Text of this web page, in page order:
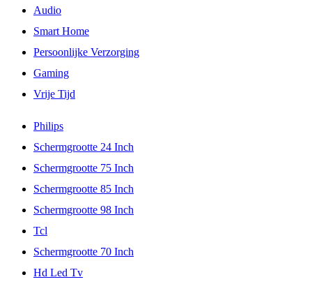
Audio
Smart Home
Persoonlijke Verzorging
Gaming
Vrije Tijd
Philips
Schermgrootte 24 Inch
Schermgrootte 75 Inch
Schermgrootte 85 Inch
Schermgrootte 98 Inch
Tcl
Schermgrootte 70 Inch
Hd Led Tv